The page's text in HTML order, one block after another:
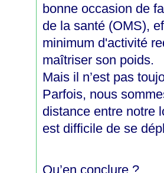
bonne occasion de
de la santé (OMS),
minimum d'activité
maîtriser son poids.
Mais il n’est pas
Parfois, nous
distance entre notre
est difficile de se
Qu’en conclure ?